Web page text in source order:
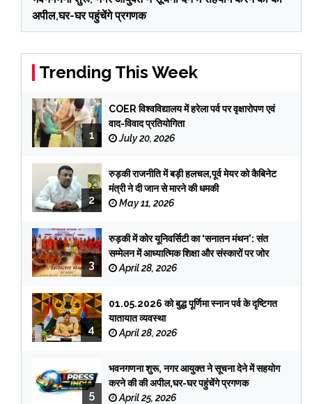
अपील,घर-घर पहुंचेंगे प्रगणक
Trending This Week
1
COER विश्वविद्यालय में हरेला पर्व पर वृक्षारोपण एवं
वाद-विवाद प्रतियोगिता
July 20, 2026
2
रुड़की राजनीति में बड़ी हलचल,पूर्व मेयर को कैबिनेट
मंत्री ने दी जान से मारने की धमकी
May 11, 2026
3
रुड़की में कोर यूनिवर्सिटी का ‘सनातन मंथन’: संत
सम्मेलन में आध्यात्मिक शिक्षा और संस्कारों पर जोर
April 28, 2026
4
01.05.2026 को बुद्ध पूर्णिमा स्नान पर्व के दृष्टिगत
यातायात व्यवस्था
April 28, 2026
5
भवनगणना शुरू, नगर आयुक्त ने सूचना देने में सहयोग
करने की की अपील,घर-घर पहुंचेंगे प्रगणक
April 25, 2026